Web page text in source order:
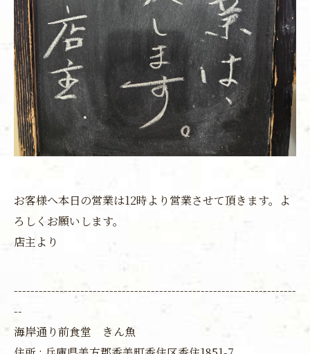
お客様へ本日の営業は12時より営業させて頂きます。よ
ろしくお願いします。
店主より
--------------------------------------------------------------------
--
海岸通り前食堂 きん魚